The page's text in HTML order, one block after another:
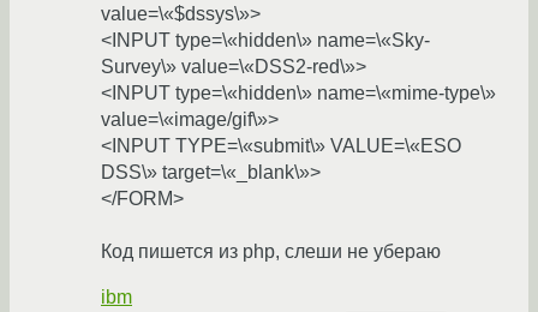
value=\«$dssys\»>
<INPUT type=\«hidden\» name=\«Sky-
Survey\» value=\«DSS2-red\»>
<INPUT type=\«hidden\» name=\«mime-type\»
value=\«image/gif\»>
<INPUT TYPE=\«submit\» VALUE=\«ESO
DSS\» target=\«_blank\»>
</FORM>
Код пишется из php, cлеши не убераю
ibm